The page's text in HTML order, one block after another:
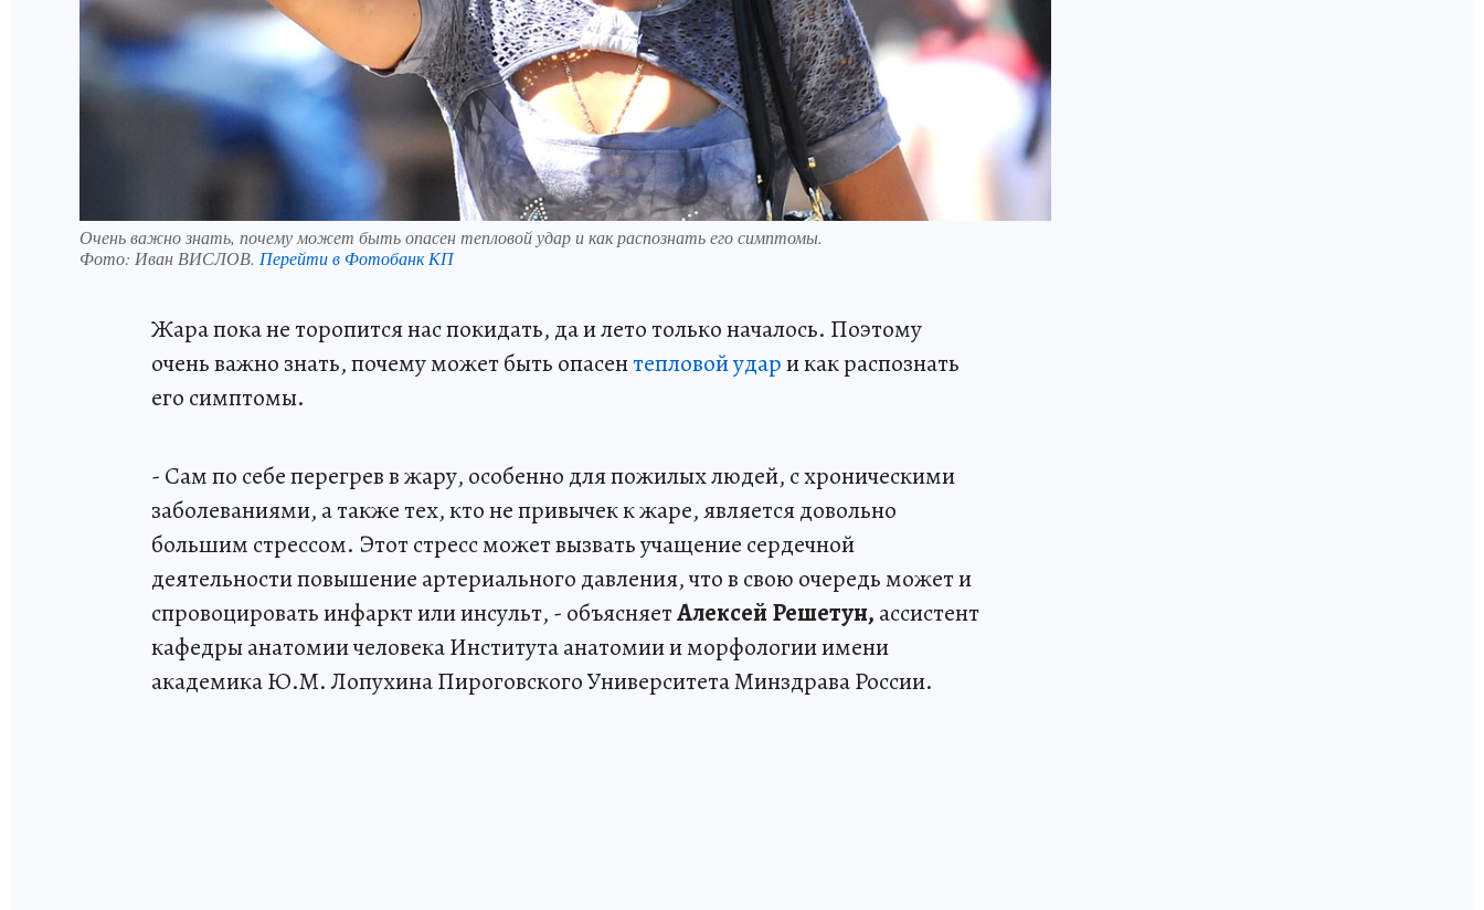
Очень важно знать, почему может быть опасен тепловой удар и как распознать его симптомы.
Фото: Иван ВИСЛОВ. Перейти в Фотобанк КП
Жара пока не торопится нас покидать, да и лето только началось. Поэтому
очень важно знать, почему может быть опасентепловой удари как распознать
его симптомы.
- Сам по себе перегрев в жару, особенно для пожилых людей, с хроническими
заболеваниями, а также тех, кто не привычек к жаре, является довольно
большим стрессом. Этот стресс может вызвать учащение сердечной
деятельности повышение артериального давления, что в свою очередь может и
спровоцировать инфаркт или инсульт, - объясняетАлексей Решетун, ассистент
кафедры анатомии человека Института анатомии и морфологии имени
академика Ю.М. Лопухина Пироговского Университета Минздрава России.